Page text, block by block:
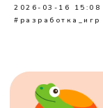
2026-03-16 15:08
#разработка_игр